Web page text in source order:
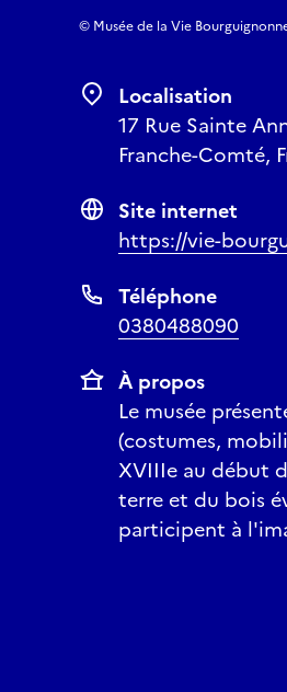
© Musée de la Vie
Localisation
17 Rue Sainte
Franche-Comté,
Site internet
https://vie-
Téléphone
0380488090
À propos
Le musée
(costumes,
XVIIIe au début
terre et du bois
participent à